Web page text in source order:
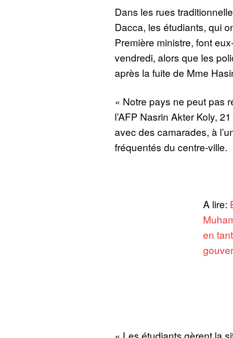
Dans les rues
Dacca, les étudiants, qui
Première ministre, font
vendredi, alors que les
après la fuite de Mme
« Notre pays ne peut pas
l’AFP Nasrin Akter Koly,
avec des camarades, à
fréquentés du centre-ville.
A lire:
en